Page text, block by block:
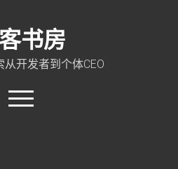
书房
开发者到个体CEO
open
menu